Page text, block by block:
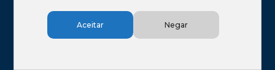
Brasília
CEP: 71625-300
Aceitar Negar